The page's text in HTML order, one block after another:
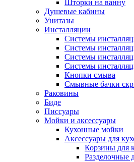
Шторки на ванну
Душевые кабины
Унитазы
Инсталляции
Системы
Системы
Системы
Системы
Кнопки смыва
Смывные бачки
Раковины
Биде
Писсуары
Мойки и аксессуары
Кухонные мойки
Аксессуары для
Корзины для
Разделочные